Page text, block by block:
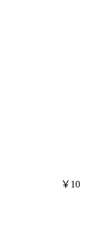
￥10